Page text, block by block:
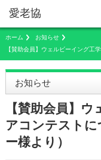
ホーム
お知らせ
【賛助会員】ウェルビーイング工
お知らせ
【賛助会員】
アコンテスト
ー様より）